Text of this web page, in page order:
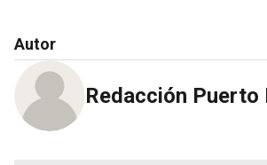
Autor
Redacción Puerto